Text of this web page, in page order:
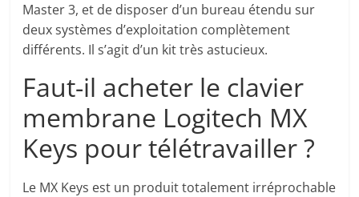
Master 3, et de disposer d’un bureau étendu sur
deux systèmes d’exploitation complètement
différents. Il s’agit d’un kit très astucieux.
Faut-il acheter le clavier
membrane Logitech MX
Keys pour télétravailler ?
Le MX Keys est un produit totalement irréprochable